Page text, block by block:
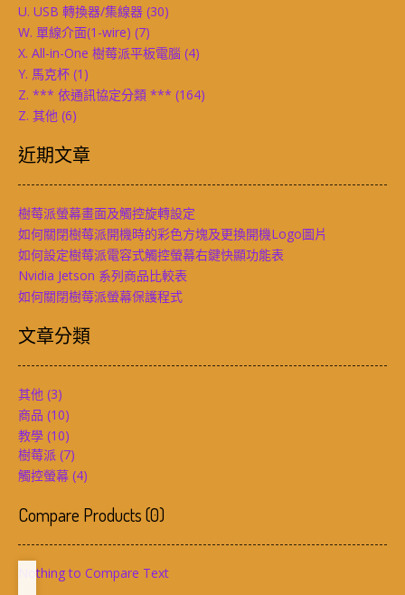
U. USB 轉換器/集線器 (30)
W. 單線介面(1-wire) (7)
X. All-in-One 樹莓派平板電腦 (4)
Y. 馬克杯 (1)
Z. *** 依通訊協定分類 *** (164)
Z. 其他 (6)
近期文章
樹莓派螢幕畫面及觸控旋轉設定
如何關閉樹莓派開機時的彩色方塊及更換開機Logo圖片
如何設定樹莓派電容式觸控螢幕右鍵快顯功能表
Nvidia Jetson 系列商品比較表
如何關閉樹莓派螢幕保護程式
文章分類
其他 (3)
商品 (10)
教學 (10)
樹莓派 (7)
觸控螢幕 (4)
Compare Products(0)
Nothing to Compare Text